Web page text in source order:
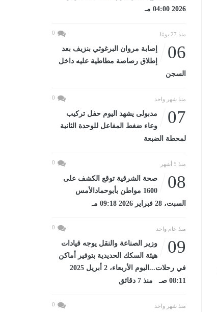
2026 04:00 مـ
منذ 27 يومًا 0
06
إصابة مروان البرغوثي بنزيف بعد
إطلاق رصاصة مطاطية عليه داخل
السجن
منذ شهر واحد 0
07
مدبولى يشهد اليوم حفل تركيب
وعاء ضغط المفاعل للوحدة الثانية
لمحطة الضبعة
منذ 5 أشهر 0
08
صحة الشرقية توقع الكشف على
1600 مواطن بأبوحمادالأمس
السبت، 28 فبراير 2026 09:18 مـ
منذ عام واحد 0
09
وزير الصناعة والنقل يوجه قيادات
هيئة السكك الحديدية بتوفير أماكن
في رحلات...اليوم الأربعاء، 2 أبريل 2025
08:11 صـ منذ 7 دقائق
منذ شهر واحد 0